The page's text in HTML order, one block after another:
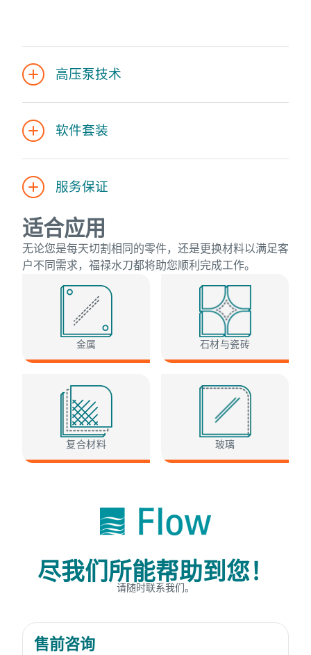
高压泵技术
软件套装
服务保证
适合应用
无论您是每天切割相同的零件，还是更换材料以满足客
户不同需求，福禄水刀都将助您顺利完成工作。
金属 石材与瓷砖
复合材料 玻璃
尽我们所能帮助到您！
请随时联系我们。
售前咨询